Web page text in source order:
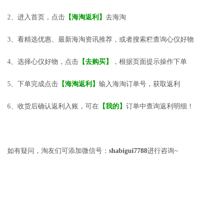
2、进入首页，点击 【海淘返利】 去海淘
3、看精选优惠、最新海淘资讯推荐，或者搜索栏查询心仪好物
4、选择心仪好物，点击 【去购买】 ，根据页面提示操作下单
5、下单完成点击 【海淘返利】 输入海淘订单号，获取返利
6、收货后确认返利入账，可在 【我的】 订单中查询返利明细！
如有疑问，淘友们可添加微信号： shabigui7788进行咨询~